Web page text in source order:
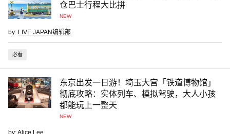
仓巴士行程大比拼
NEW
by: LIVE JAPAN编辑部
必看
东京出发一日游！埼玉大宫「铁道博物馆」
彻底攻略：实体列车、模拟驾驶，大人小孩
都能玩上一整天
NEW
by:Alice Lee